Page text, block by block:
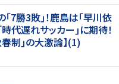
｢7勝3敗｣！鹿島は｢早川依
代遅れサッカー｣に期待！
制｣の大激論】(1)